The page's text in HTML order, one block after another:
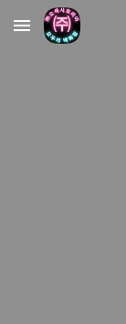
Skip to main